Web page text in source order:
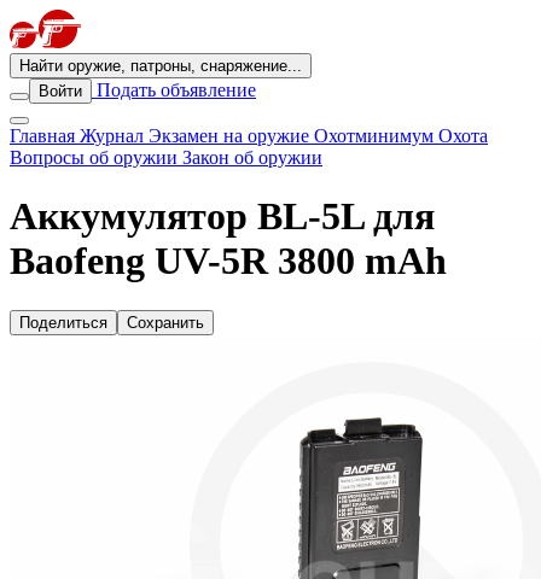
Найти оружие, патроны, снаряжение...
Войти
Подать объявление
Главная Журнал Экзамен на оружие Охотминимум Охота
Вопросы об оружии Закон об оружии
Аккумулятор BL-5L для
Baofeng UV-5R 3800 mAh
Поделиться Сохранить